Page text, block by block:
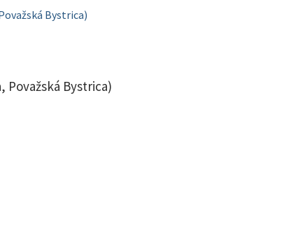
Bystrica)
Bystrica)